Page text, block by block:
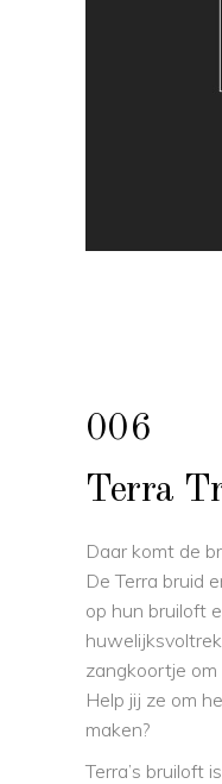
006
Terra
Daar komt de
De Terra bruid
op hun bruiloft
zangkoortje om
Help jij ze om
maken?
Terra’s bruiloft